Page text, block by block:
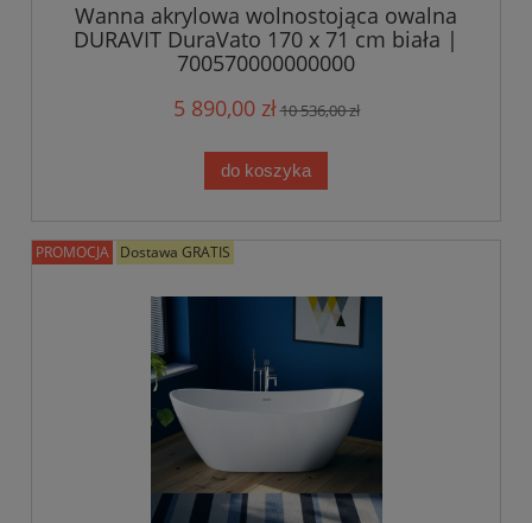
Wanna akrylowa wolnostojąca owalna
DURAVIT DuraVato 170 x 71 cm biała |
700570000000000
5 890,00 zł10 536,00 zł
do koszyka
PROMOCJA Dostawa GRATIS